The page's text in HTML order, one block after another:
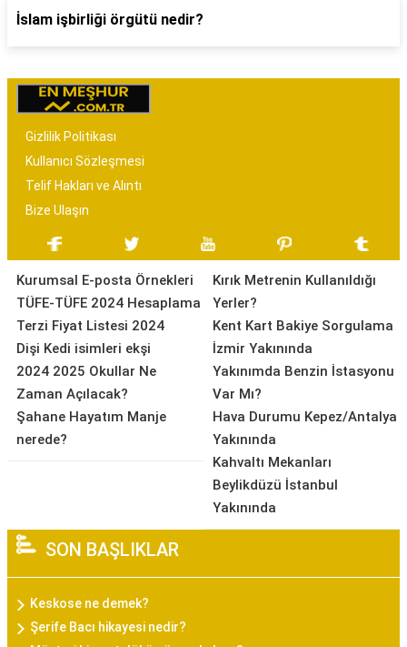
İslam işbirliği örgütü nedir?
Gizlilik Politikası
Kullanıcı Sözleşmesi
Telif Hakları ve Alıntı
Bize Ulaşın
Kurumsal E-posta Örnekleri
TÜFE-TÜFE 2024 Hesaplama
Terzi Fiyat Listesi 2024
Dişi Kedi isimleri ekşi
2024 2025 Okullar Ne
Zaman Açılacak?
Şahane Hayatım Manje
nerede?
Kırık Metrenin Kullanıldığı
Yerler?
Kent Kart Bakiye Sorgulama
İzmir Yakınında
Yakınımda Benzin İstasyonu
Var Mı?
Hava Durumu Kepez/Antalya
Yakınında
Kahvaltı Mekanları
Beylikdüzü İstanbul
Yakınında
SON BAŞLIKLAR
Keskose ne demek?
Şerife Bacı hikayesi nedir?